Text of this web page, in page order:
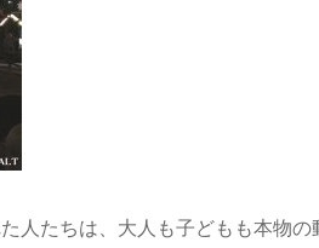
人たちは、大人も子どもも本物